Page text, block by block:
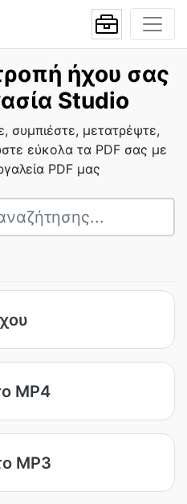
ήχου σας
Studio
συμπιέστε, μετατρέψτε,
εύκολα τα PDF σας με
PDF μας
MP4
MP3